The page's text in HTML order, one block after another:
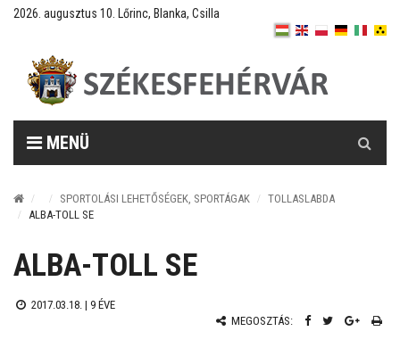
2026. augusztus 10. Lőrinc, Blanka, Csilla
MENÜ
SPORTOLÁSI LEHETŐSÉGEK, SPORTÁGAK
TOLLASLABDA
ALBA-TOLL SE
ALBA-TOLL SE
2017.03.18. | 9 ÉVE
MEGOSZTÁS: